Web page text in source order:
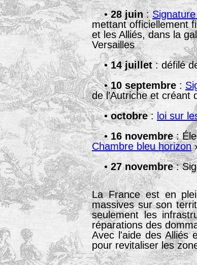
•28 juin:
mettant officiellement
et les Alliés, dans la
Versailles
•14 juillet: défilé
•10 septembre :
de l’Autriche et créant
•octobre: loi sur
• 16 novembre:
Chambre bleu horizon
•27 novembre:
La France est en
massives sur son
seulement les
réparations des
Avec l'aide des Alliés
pour revitaliser les